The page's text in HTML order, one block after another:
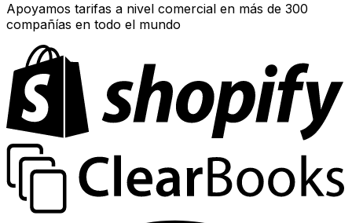
Apoyamos tarifas a nivel comercial en más de 300
compañías en todo el mundo